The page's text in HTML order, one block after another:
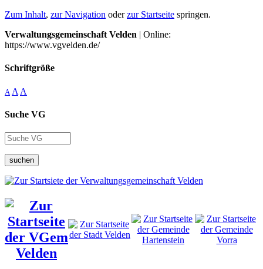
Zum Inhalt, zur Navigation oderzur Startseite springen.
Verwaltungsgemeinschaft Velden | Online:
https://www.vgvelden.de/
Schriftgröße
A A A
Suche VG
suchen